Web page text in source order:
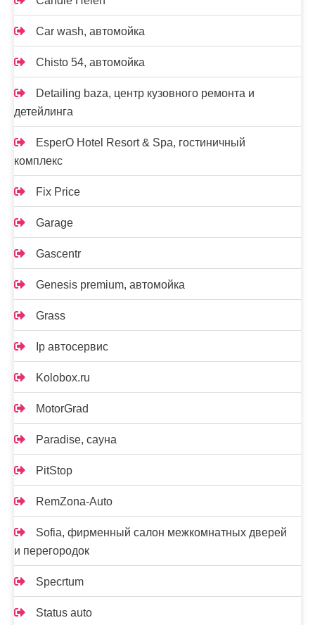
Car wash, автомойка
Chisto 54, автомойка
Detailing baza, центр кузовного ремонта и
детейлинга
EsperO Hotel Resort & Spa, гостиничный
комплекс
Fix Price
Garage
Gascentr
Genesis premium, автомойка
Grass
Ip автосервис
Kolobox.ru
MotorGrad
Paradise, сауна
PitStop
RemZona-Auto
Sofia, фирменный салон межкомнатных дверей
и перегородок
Specrtum
Status auto